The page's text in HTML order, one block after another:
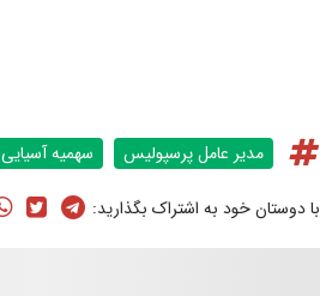
مدیر عامل پرسپولیس سهمیه آسیایی
با دوستان خود به اشتراک بگذارید: